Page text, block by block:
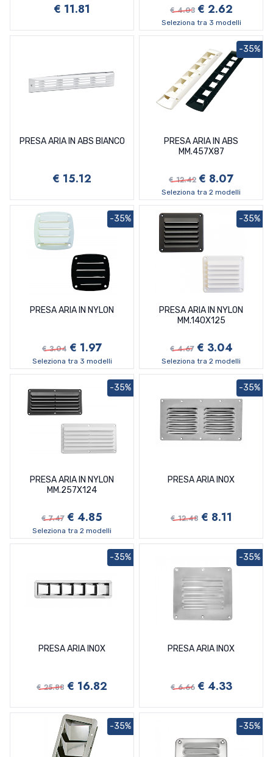
€ 11.81 € 4.03 € 2.62
Seleziona tra 3 modelli
PRESA ARIA IN ABS BIANCO
€ 15.12
PRESA ARIA IN ABS
MM.457X87
€ 12.42 € 8.07
-35%
Seleziona tra 2 modelli
PRESA ARIA IN NYLON
€ 3.04 € 1.97
-35%
Seleziona tra 3 modelli
PRESA ARIA IN NYLON
MM.140X125
€ 4.67 € 3.04
-35%
Seleziona tra 2 modelli
PRESA ARIA IN NYLON
MM.257X124
€ 7.47 € 4.85
-35%
Seleziona tra 2 modelli
PRESA ARIA INOX
€ 12.48 € 8.11
-35%
PRESA ARIA INOX
€ 25.88 € 16.82
-35%
PRESA ARIA INOX
€ 6.66 € 4.33
-35%
-35% -35%